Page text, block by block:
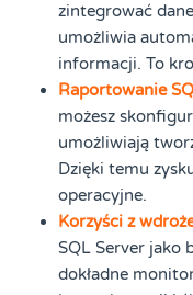
zintegrować
umożliwia
informacji. To
Raportowanie
możesz
umożliwiają
Dzięki temu
operacyjne.
Korzyści z
SQL Server jako
dokładne